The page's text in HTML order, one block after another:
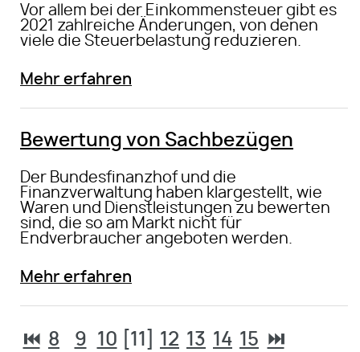
Vor allem bei der Einkommensteuer gibt es
2021 zahlreiche Änderungen, von denen
viele die Steuerbelastung reduzieren.
Mehr erfahren
Bewertung von Sachbezügen
Der Bundesfinanzhof und die
Finanzverwaltung haben klargestellt, wie
Waren und Dienstleistungen zu bewerten
sind, die so am Markt nicht für
Endverbraucher angeboten werden.
Mehr erfahren
⏮ 8 9 10 [11] 12 13 14 15 ⏭